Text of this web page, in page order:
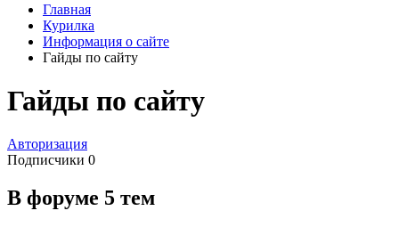
Главная
Курилка
Информация о сайте
Гайды по сайту
Гайды по сайту
Авторизация
Подписчики 0
В форуме 5 тем